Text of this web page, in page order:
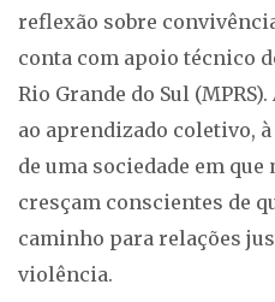
reflexão sobre
conta com apoio técnico
Rio Grande do Sul
ao aprendizado coletivo,
de uma sociedade em
cresçam conscientes de
caminho para relações
violência.